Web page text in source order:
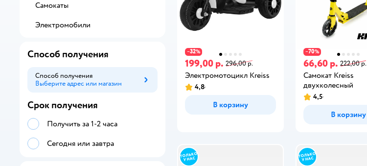
−32%
199,00 р. 296,00 р.
Электромотоцикл Kreiss
4,8
В корзину
−70%
66,60 р. 222,00 р.
Самокат Kreiss
двухколесный
4,5
В корзину
Самокаты
Электромобили
Способ получения
Способ получения
Выберите адрес или магазин
Способ получения
Срок получения
Получить за 1-2 часа
Сегодня или завтра